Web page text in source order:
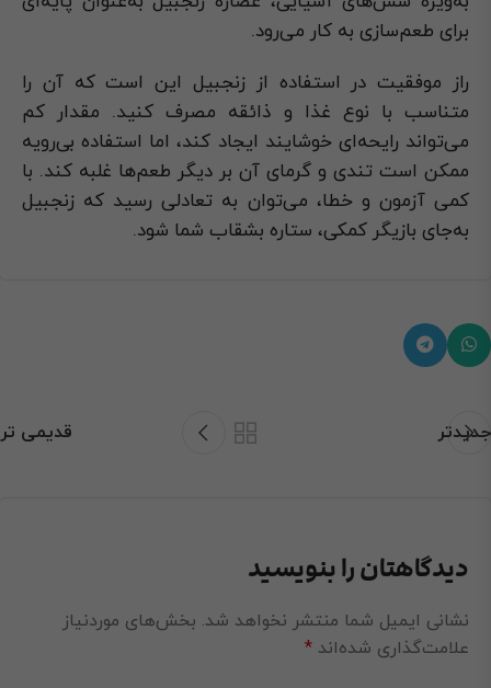
برای طعم‌سازی به کار می‌رود.
راز موفقیت در استفاده از زنجبیل این است که آن را
متناسب با نوع غذا و ذائقه مصرف کنید. مقدار کم
می‌تواند رایحه‌ای خوشایند ایجاد کند، اما استفاده بی‌رویه
ممکن است تندی و گرمای آن بر دیگر طعم‌ها غلبه کند. با
کمی آزمون و خطا، می‌توان به تعادلی رسید که زنجبیل
به‌جای بازیگر کمکی، ستاره بشقاب شما شود.
جدیدتر قدیمی تر
دیدگاهتان را بنویسید
نشانی ایمیل شما منتشر نخواهد شد. بخش‌های موردنیاز
علامت‌گذاری شده‌اند *